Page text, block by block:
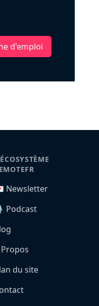
d'emploi
Newsletter
Podcast
du site